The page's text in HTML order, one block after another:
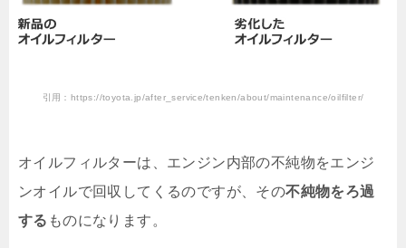
引用：https://toyota.jp/after_service/tenken/about/maintenance/oilfilter/
オイルフィルターは、エンジン内部の不純物をエンジ
ンオイルで回収してくるのですが、その不純物をろ過
する ものになります。